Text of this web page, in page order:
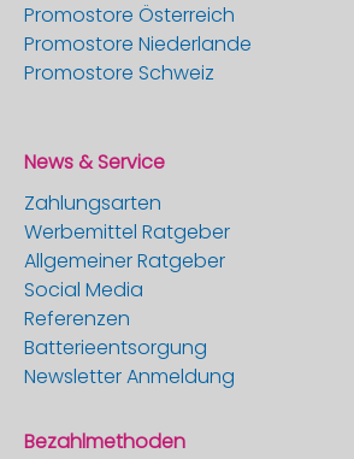
Promostore Österreich
Promostore Niederlande
Promostore Schweiz
News & Service
Zahlungsarten
Werbemittel Ratgeber
Allgemeiner Ratgeber
Social Media
Referenzen
Batterieentsorgung
Newsletter Anmeldung
Bezahlmethoden